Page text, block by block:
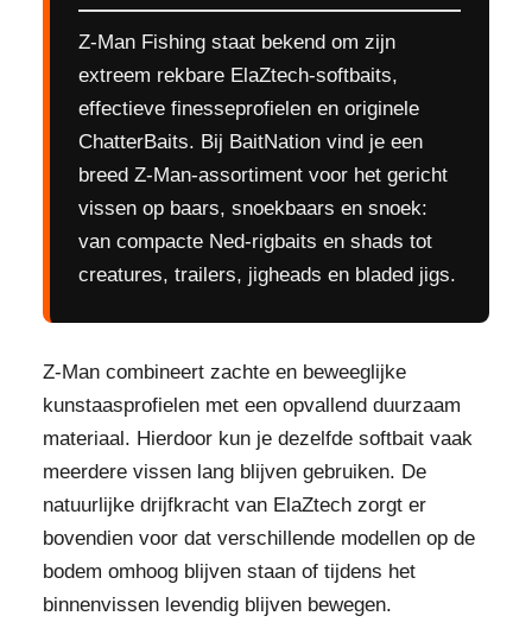
Z-Man Fishing staat bekend om zijn
extreem rekbare ElaZtech-softbaits,
effectieve finesseprofielen en originele
ChatterBaits. Bij BaitNation vind je een
breed Z-Man-assortiment voor het gericht
vissen op baars, snoekbaars en snoek:
van compacte Ned-rigbaits en shads tot
creatures, trailers, jigheads en bladed jigs.
Z-Man combineert zachte en beweeglijke
kunstaasprofielen met een opvallend duurzaam
materiaal. Hierdoor kun je dezelfde softbait vaak
meerdere vissen lang blijven gebruiken. De
natuurlijke drijfkracht van ElaZtech zorgt er
bovendien voor dat verschillende modellen op de
bodem omhoog blijven staan of tijdens het
binnenvissen levendig blijven bewegen.